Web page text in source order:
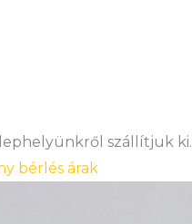
szállítjuk ki.
bérlés árak